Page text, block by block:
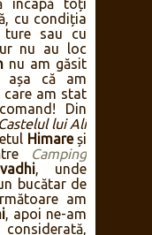
încapă toți
cu condiția
sau cu
nu au loc
nu am găsit
așa că am
am stat
Din
Castelul lui Ali
Himareși
Camping
, unde
bucătar de
am
, apoi ne-am
considerată,